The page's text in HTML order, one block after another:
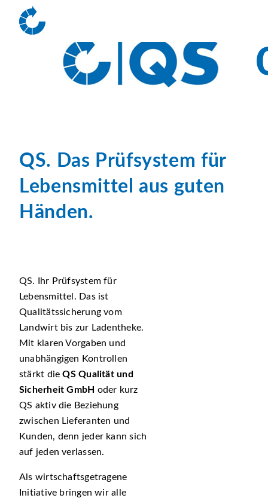
QS. Das Prüfsystem für
Lebensmittel aus guten
Händen.
QS. Ihr Prüfsystem für
Lebensmittel. Das ist
Qualitätssicherung vom
Landwirt bis zur Ladentheke.
Mit klaren Vorgaben und
unabhängigen Kontrollen
stärkt dieQS Qualität und
Sicherheit GmbH oder kurz
QS aktiv die Beziehung
zwischen Lieferanten und
Kunden, denn jeder kann sich
auf jeden verlassen.
Als wirtschaftsgetragene
Initiative bringen wir alle